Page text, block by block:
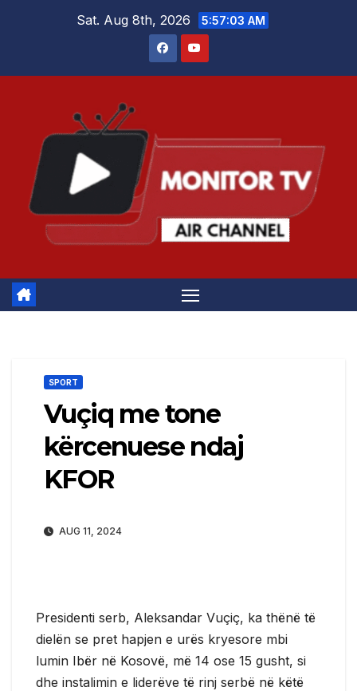
Sat. Aug 8th, 2026 5:57:04 AM
SPORT
Vuçiq me tone
kërcenuese ndaj
KFOR
AUG 11, 2024
Presidenti serb, Aleksandar Vuçiç, ka thënë të
dielën se pret hapjen e urës kryesore mbi
lumin Ibër në Kosovë, më 14 ose 15 gusht, si
dhe instalimin e liderëve të rinj serbë në këtë